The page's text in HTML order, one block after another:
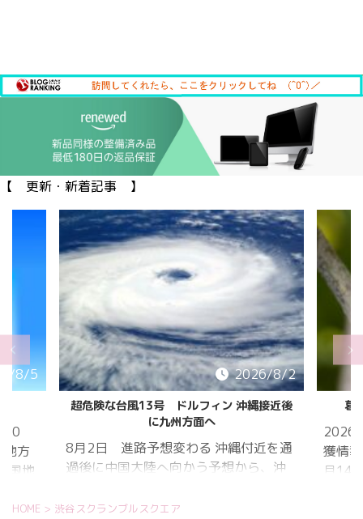
【 更新・新着記事 】
8/5
20
方
国地
地
2026/8/2
超危険な台風13号 ドルフィン 沖縄接近後
に九州方面へ
8月2日 進路予想変わる 沖縄付近を通
過後に中国大陸へ向かう予想から、沖
リカ海洋大気
葛
2026
獲情
月14
HOME > 渋谷スクランブルスクエア